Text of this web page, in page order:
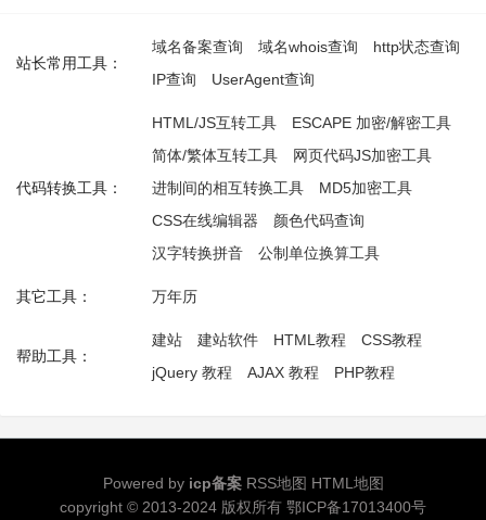
站长常用工具：
域名备案查询 域名whois查询
http状态查询
IP查询
UserAgent查询
代码转换工具：
HTML/JS互转工具
ESCAPE 加密/解密工具
简体/繁体互转工具
网页代码JS加密工具
进制间的相互转换工具
MD5加密工具
CSS在线编辑器
颜色代码查询
汉字转换拼音
公制单位换算工具
其它工具： 万年历
帮助工具：
建站 建站软件 HTML教程
CSS教程
jQuery 教程
AJAX 教程 PHP教程
Powered by icp备案 RSS地图 HTML地图
copyright © 2013-2024 版权所有 鄂ICP备17013400号